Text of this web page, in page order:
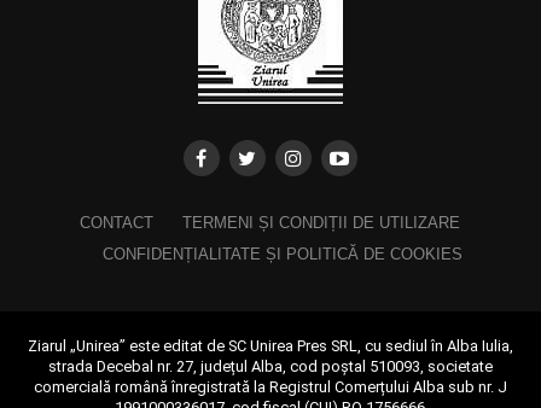
CONTACT
TERMENI ȘI CONDIȚII DE UTILIZARE
CONFIDENȚIALITATE ȘI POLITICĂ DE COOKIES
Ziarul „Unirea” este editat de SC Unirea Pres SRL, cu sediul în Alba Iulia,
strada Decebal nr. 27, județul Alba, cod poștal 510093, societate
comercială română înregistrată la Registrul Comerțului Alba sub nr. J